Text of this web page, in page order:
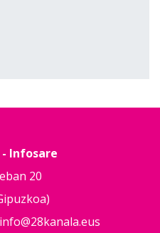
- Infosare
20
info@28kanala.eus